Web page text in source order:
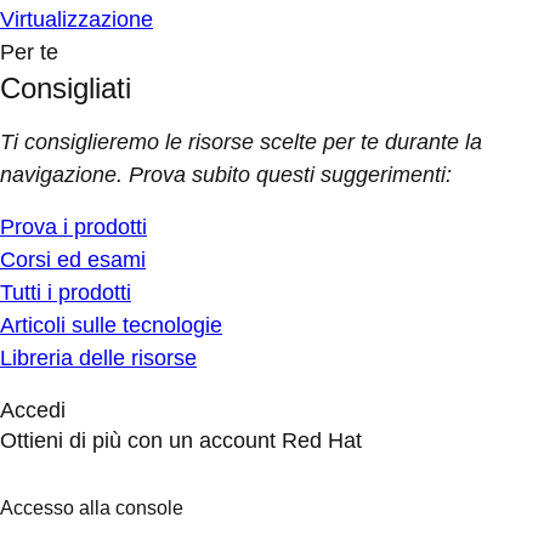
Virtualizzazione
Per te
Consigliati
Ti consiglieremo le risorse scelte per te durante la
navigazione. Prova subito questi suggerimenti:
Prova i prodotti
Corsi ed esami
Tutti i prodotti
Articoli sulle tecnologie
Libreria delle risorse
Accedi
Ottieni di più con un account Red Hat
Accesso alla console